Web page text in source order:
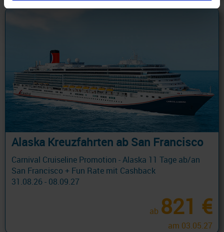
Alaska Kreuzfahrten ab San Francisco
Carnival Cruiseline Promotion - Alaska 11 Tage ab/an
San Francisco + Fun Rate mit Cashback
31.08.26 - 08.09.27
ab 821 €
am 03.05.27